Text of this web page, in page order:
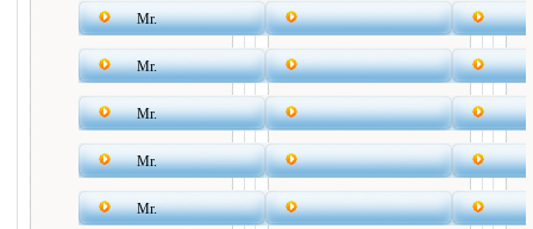
Mr.
Mr.
Mr.
Mr.
Mr.